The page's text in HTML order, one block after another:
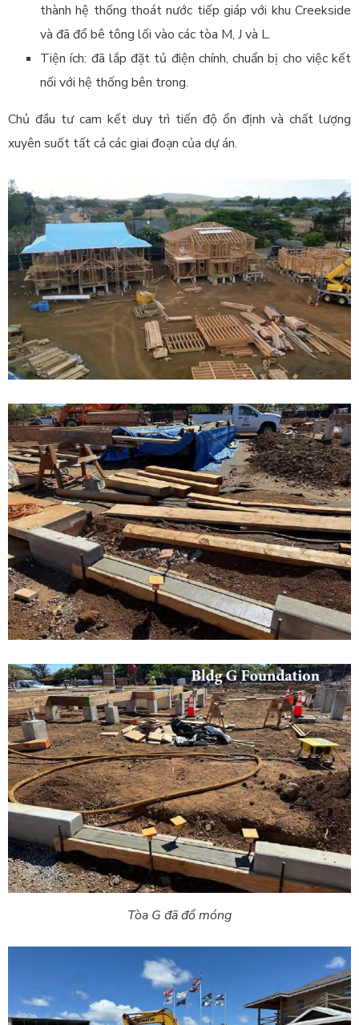
thành hệ thống thoát nước tiếp giáp với khu Creekside
và đã đổ bê tông lối vào các tòa M, J và L.
Tiện ích: đã lắp đặt tủ điện chính, chuẩn bị cho việc kết
nối với hệ thống bên trong.
Chủ đầu tư cam kết duy trì tiến độ ổn định và chất lượng
xuyên suốt tất cả các giai đoạn của dự án.
Tòa G đã đổ móng